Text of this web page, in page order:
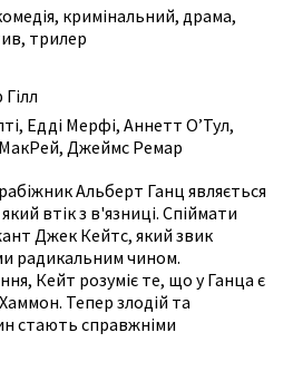
, кримінальний, драма,
, трилер
, Едді Мерфі, Аннетт О’Тул,
, Джеймс Ремар
Альберт Ганц являється
втік з в'язниці. Спіймати
Джек Кейтс, який звик
радикальним чином.
Кейт розуміє те, що у Ганца є
Тепер злодій та
стають справжніми